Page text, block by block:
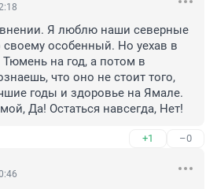
Я люблю наши северные
своему особенный. Но уехав в
Тюмень на год, а потом в
что оно не стоит того,
годы и здоровье на Ямале.
Да! Остаться навсегда, Нет!
+1 –0